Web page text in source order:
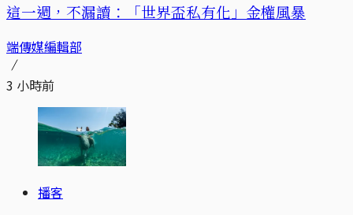
這一週，不漏讀：「世界盃私有化」金權風暴
端傳媒編輯部
3 小時前
播客